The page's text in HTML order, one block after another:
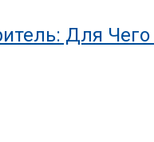
Для